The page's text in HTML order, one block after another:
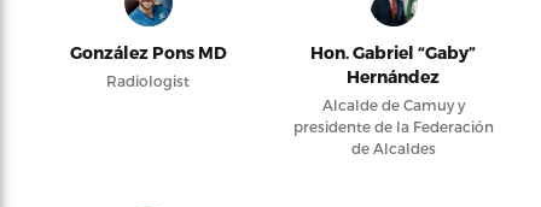
González Pons MD
Radiologist
Hon. Gabriel “Gaby”
Hernández
Alcalde de Camuy y
presidente de la Federación
de Alcaldes